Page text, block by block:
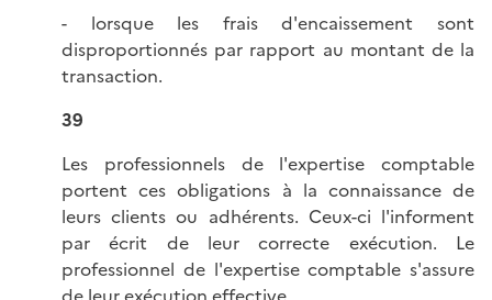
- lorsque les frais d'encaissement sont
disproportionnés par rapport au montant de la
transaction.
39
Les professionnels de l'expertise comptable
portent ces obligations à la connaissance de
leurs clients ou adhérents. Ceux-ci l'informent
par écrit de leur correcte exécution. Le
professionnel de l'expertise comptable s'assure